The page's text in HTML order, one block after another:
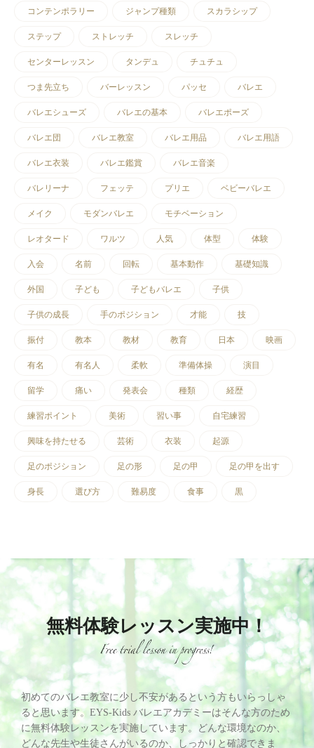
コンテンポラリー ジャンプ種類 スカラシップ
ステップ ストレッチ スレッチ
センターレッスン タンデュ チュチュ
つま先立ち バーレッスン パッセ バレエ
バレエシューズ バレエの基本 バレエポーズ
バレエ団 バレエ教室 バレエ用品 バレエ用語
バレエ衣装 バレエ鑑賞 バレエ音楽
バレリーナ フェッテ プリエ ベビーバレエ
メイク モダンバレエ モチベーション
レオタード ワルツ 人気 体型 体験
入会 名前 回転 基本動作 基礎知識
外国 子ども 子どもバレエ 子供
子供の成長 手のポジション 才能 技
振付 教本 教材 教育 日本 映画
有名 有名人 柔軟 準備体操 演目
留学 痛い 発表会 種類 経歴
練習ポイント 美術 習い事 自宅練習
興味を持たせる 芸術 衣装 起源
足のポジション 足の形 足の甲 足の甲を出す
身長 選び方 難易度 食事 黒
無料体験レッスン実施中！
初めてのバレエ教室に少し不安があるという方もいらっしゃ
ると思います。EYS-Kids バレエアカデミーはそんな方のため
に無料体験レッスンを実施しています。どんな環境なのか、
どんな先生や生徒さんがいるのか、しっかりと確認できま